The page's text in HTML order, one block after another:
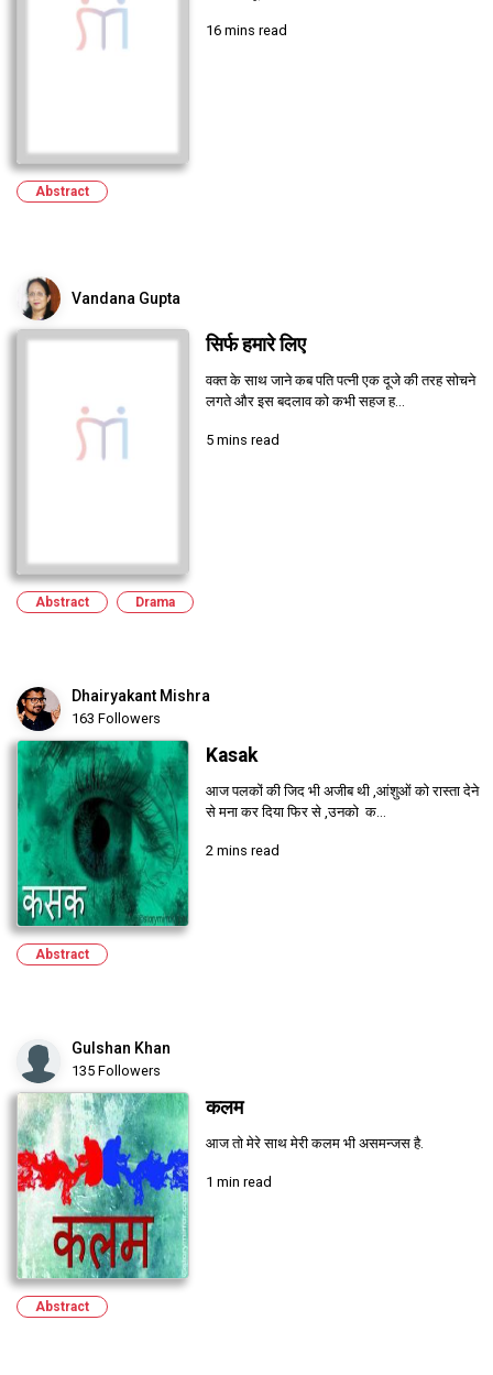
16 mins read
Abstract
Vandana Gupta
सिर्फ हमारे लिए
वक्त के साथ जाने कब पति पत्नी एक दूजे की तरह सोचने
लगते और इस बदलाव को कभी सहज ह...
5 mins read
Abstract Drama
Dhairyakant Mishra
163 Followers
Kasak
आज पलकों की जिद भी अजीब थी ,आंशुओं को रास्ता देने
से मना कर दिया फिर से ,उनको क...
2 mins read
Abstract
Gulshan Khan
135 Followers
कलम
आज तो मेरे साथ मेरी कलम भी असमन्जस है.
1 min read
Abstract